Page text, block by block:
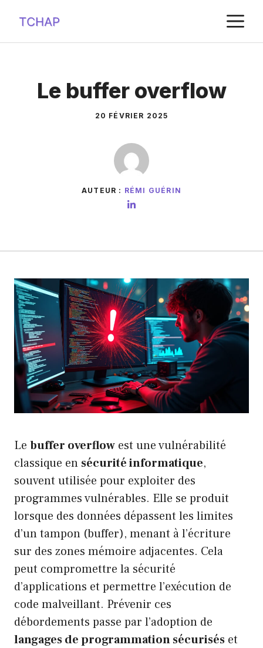
contenu
Le buffer overflow
20 FÉVRIER 2025
AUTEUR : RÉMI GUÉRIN
Le buffer overflow est une vulnérabilité
classique en sécurité informatique,
souvent utilisée pour exploiter des
programmes vulnérables. Elle se produit
lorsque des données dépassent les limites
d’un tampon (buffer), menant à l’écriture
sur des zones mémoire adjacentes. Cela
peut compromettre la sécurité
d’applications et permettre l’exécution de
code malveillant. Prévenir ces
débordements passe par l’adoption de
langages de programmation sécurisés et